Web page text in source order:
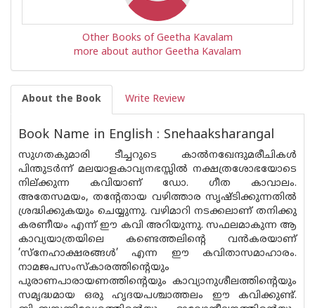
Other Books of Geetha Kavalam
more about author Geetha Kavalam
About the Book Write Review
Book Name in English : Snehaaksharangal
സുഗതകുമാരി ടീച്ചറുടെ കാൽനഖേന്ദുമരീചികൾ
പിന്തുടർന്ന് മലയാളകാവ്യനഭസ്സിൽ നക്ഷത്രശോഭയോടെ
നില്ക്കുന്ന കവിയാണ് ഡോ. ഗീത കാവാലം.
അതേസമയം, തന്റേതായ വഴിത്താര സൃഷ്ടിക്കുന്നതിൽ
ശ്രദ്ധിക്കുകയും ചെയ്യുന്നു. വഴിമാറി നടക്കലാണ് തനിക്കു
കരണീയം എന്ന് ഈ കവി അറിയുന്നു. സഫലമാകുന്ന ആ
കാവ്യയാത്രയിലെ കണ്ടെത്തലിന്റെ വൻകരയാണ്
’സ്നേഹാക്ഷരങ്ങൾ’ എന്ന ഈ കവിതാസമാഹാരം.
നാമജപസംസ്കാരത്തിന്റെയും
പുരാണപാരായണത്തിൻ്റെയും കാവ്യാനുശീലത്തിന്റെയും
സമൃദ്ധമായ ഒരു ഹൃദയപശ്ചാത്തലം ഈ കവിക്കുണ്ട്.